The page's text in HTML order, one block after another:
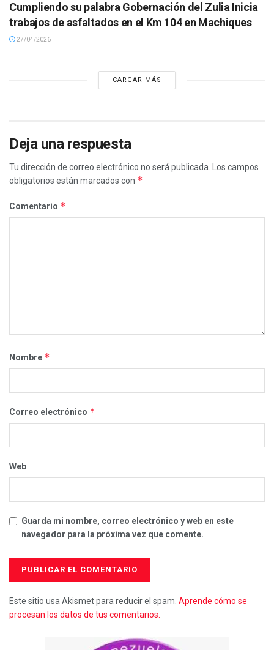
Cumpliendo su palabra Gobernación del Zulia Inicia
trabajos de asfaltados en el Km 104 en Machiques
27/04/2026
CARGAR MÁS
Deja una respuesta
Tu dirección de correo electrónico no será publicada. Los campos
obligatorios están marcados con *
Comentario *
Nombre *
Correo electrónico *
Web
Guarda mi nombre, correo electrónico y web en este
navegador para la próxima vez que comente.
Este sitio usa Akismet para reducir el spam. Aprende cómo se
procesan los datos de tus comentarios.